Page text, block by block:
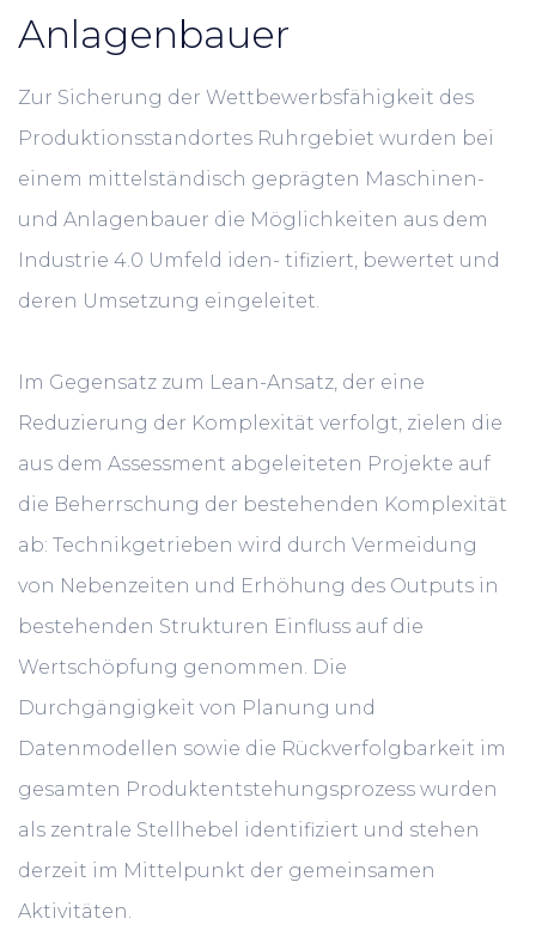
Anlagenbauer
Zur Sicherung der Wettbewerbsfähigkeit des
Produktionsstandortes Ruhrgebiet wurden bei
einem mittelständisch geprägten Maschinen-
und Anlagenbauer die Möglichkeiten aus dem
Industrie 4.0 Umfeld iden- tifiziert, bewertet und
deren Umsetzung eingeleitet.
Im Gegensatz zum Lean-Ansatz, der eine
Reduzierung der Komplexität verfolgt, zielen die
aus dem Assessment abgeleiteten Projekte auf
die Beherrschung der bestehenden Komplexität
ab: Technikgetrieben wird durch Vermeidung
von Nebenzeiten und Erhöhung des Outputs in
bestehenden Strukturen Einfluss auf die
Wertschöpfung genommen. Die
Durchgängigkeit von Planung und
Datenmodellen sowie die Rückverfolgbarkeit im
gesamten Produktentstehungsprozess wurden
als zentrale Stellhebel identifiziert und stehen
derzeit im Mittelpunkt der gemeinsamen
Aktivitäten.